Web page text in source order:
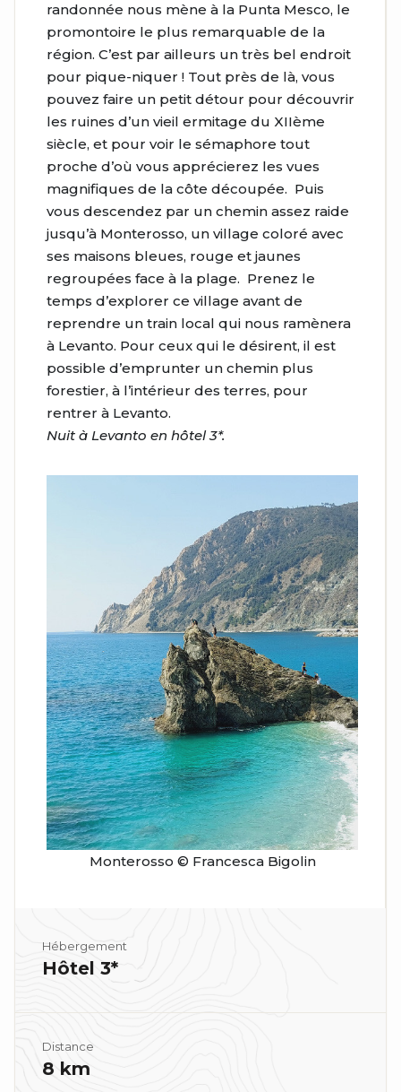
randonnée nous mène à la Punta Mesco, le
promontoire le plus remarquable de la
région. C’est par ailleurs un très bel endroit
pour pique-niquer ! Tout près de là, vous
pouvez faire un petit détour pour découvrir
les ruines d’un vieil ermitage du XIIème
siècle, et pour voir le sémaphore tout
proche d’où vous apprécierez les vues
magnifiques de la côte découpée. Puis
vous descendez par un chemin assez raide
jusqu’à Monterosso, un village coloré avec
ses maisons bleues, rouge et jaunes
regroupées face à la plage. Prenez le
temps d’explorer ce village avant de
reprendre un train local qui nous ramènera
à Levanto. Pour ceux qui le désirent, il est
possible d’emprunter un chemin plus
forestier, à l’intérieur des terres, pour
rentrer à Levanto.
Nuit à Levanto en hôtel 3*.
Monterosso © Francesca Bigolin
Hébergement
Hôtel 3*
Distance
8 km